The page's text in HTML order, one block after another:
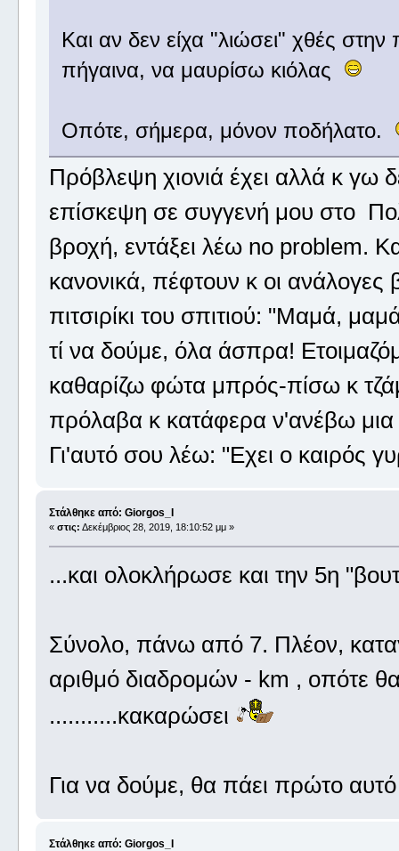
Και αν δεν είχα "λιώσει" χθές
πήγαινα, να μαυρίσω κιόλας
Οπότε, σήμερα, μόνον ποδήλατο.
Πρόβλεψη χιονιά έχει αλλά κ γω
επίσκεψη σε συγγενή μου στο
βροχή, εντάξει λέω no problem.
κανονικά, πέφτουν κ οι
πιτσιρίκι του σπιτιού: "Μαμά,
τί να δούμε, όλα άσπρα!
καθαρίζω φώτα μπρός-πίσω κ
πρόλαβα κ κατάφερα ν'ανέβω
Γι'αυτό σου λέω: "Εχει ο καιρός
Στάλθηκε από: Giorgos_I
« στις: Δεκέμβριος 28, 2019, 18:10:52 μμ »
...και ολοκλήρωσε και την 5η
Σύνολο, πάνω από 7. Πλέον,
αριθμό διαδρομών - km , οπότε
...........κακαρώσει
Για να δούμε, θα πάει πρώτο
Στάλθηκε από: Giorgos_I